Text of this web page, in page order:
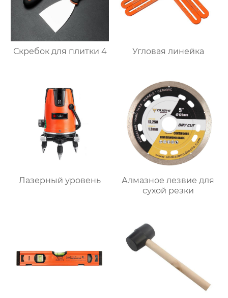
Скребок для плитки 4 Угловая линейка
Лазерный уровень
Алмазное лезвие для
сухой резки